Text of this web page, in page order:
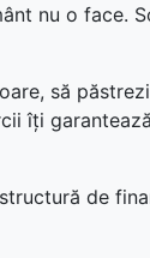
nu o face.
să
îți
de